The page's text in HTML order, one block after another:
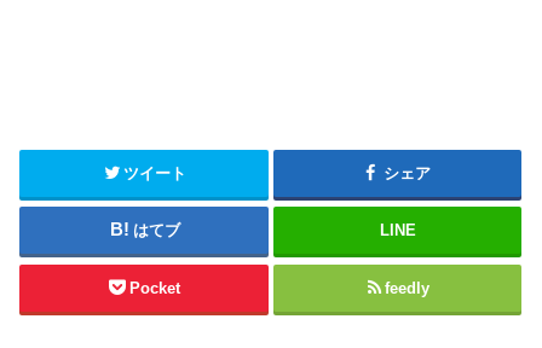
ツイート シェア
はてブ LINE
Pocket feedly